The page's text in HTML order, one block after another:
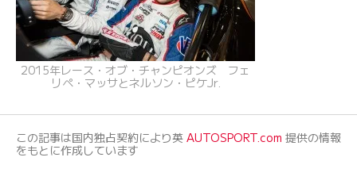
2015年レース・オブ・チャンピオンズ フェ
リペ・マッサとネルソン・ピケJr.
この記事は国内独占契約により英 AUTOSPORT.com 提供の情報
をもとに作成しています